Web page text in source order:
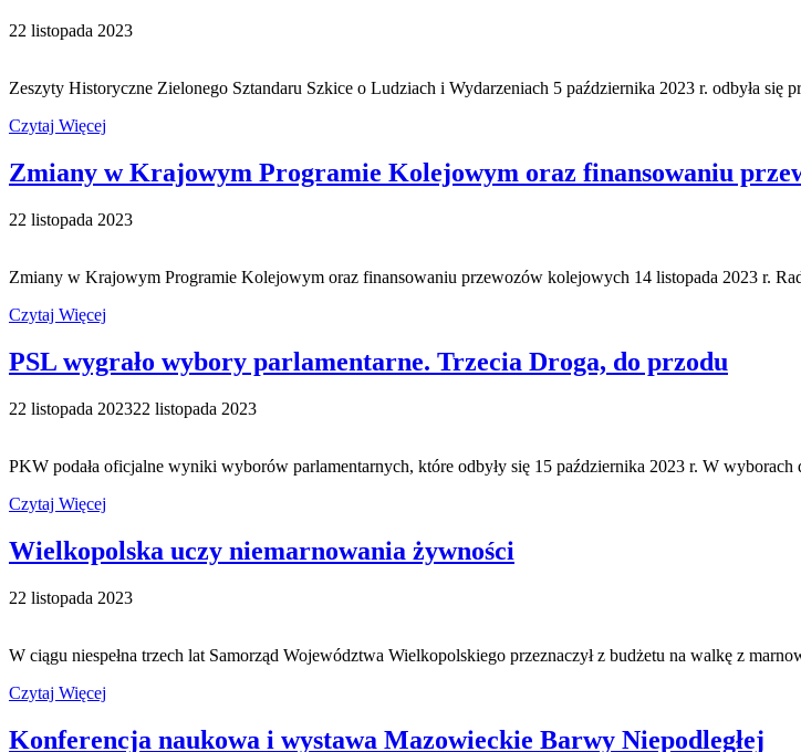
22 listopada 2023
Zeszyty Historyczne Zielonego Sztandaru Szkice o Ludziach i Wydarzeniach 5 października 2023 r. odbyła się
Czytaj Więcej
Zmiany w Krajowym Programie Kolejowym oraz finansowaniu
22 listopada 2023
Zmiany w Krajowym Programie Kolejowym oraz finansowaniu przewozów kolejowych 14 listopada 2023 r.
Czytaj Więcej
PSL wygrało wybory parlamentarne. Trzecia Droga, do przodu
22 listopada 202322 listopada 2023
PKW podała oficjalne wyniki wyborów parlamentarnych, które odbyły się 15 października 2023 r. W
Czytaj Więcej
Wielkopolska uczy niemarnowania żywności
22 listopada 2023
W ciągu niespełna trzech lat Samorząd Województwa Wielkopolskiego przeznaczył z budżetu na walkę z
Czytaj Więcej
Konferencja naukowa i wystawa Mazowieckie Barwy Niepodległej